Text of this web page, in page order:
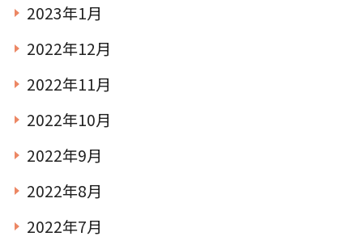
2023年1月
2022年12月
2022年11月
2022年10月
2022年9月
2022年8月
2022年7月